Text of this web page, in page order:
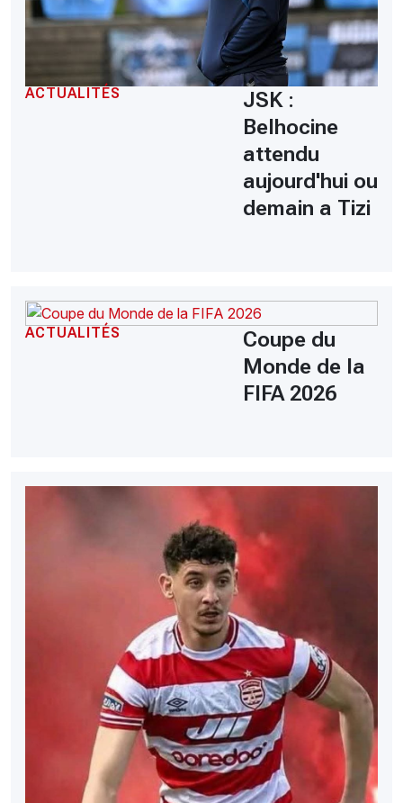
ACTUALITÉS
JSK :
Belhocine
attendu
aujourd'hui ou
demain a Tizi
ACTUALITÉS
Coupe du
Monde de la
FIFA 2026